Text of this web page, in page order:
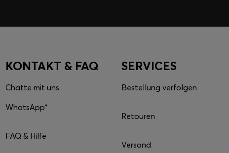
KONTAKT & FAQ
Chatte mit uns
WhatsApp*
FAQ & Hilfe
SERVICES
Bestellung verfolgen
Retouren
Versand